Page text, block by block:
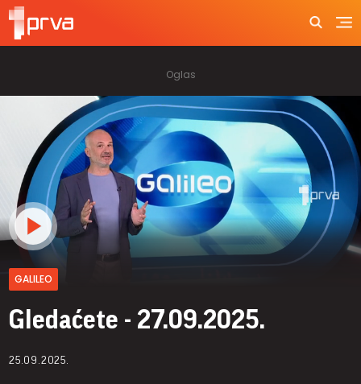
GALILEO
Gledaćete - 27.09.2025.
25.09.2025.